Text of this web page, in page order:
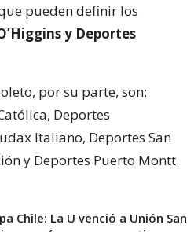
pueden definir los
y Deportes
por su parte, son:
Deportes
Italiano, Deportes San
y Deportes Puerto Montt.
Chile: La U venció a Unión San